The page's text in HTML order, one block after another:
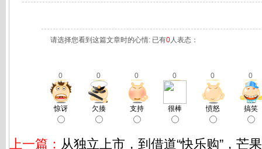
请选择您看到这篇文章时的心情: 已有0人表态：
0 0 0 0 0 0
惊讶 欠揍 支持 很棒 愤怒 搞笑
上一篇： 从独立上市，到借道“快乐购”，芒